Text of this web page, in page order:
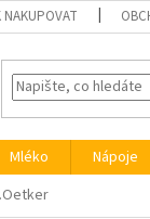
NAKUPOVAT
Mléko Nápoje